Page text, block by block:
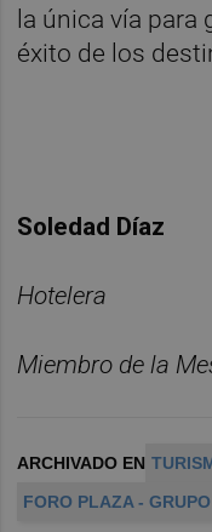
la única vía para
éxito de los
Soledad Díaz
Hotelera
Miembro de la
ARCHIVADO EN
FORO PLAZA -